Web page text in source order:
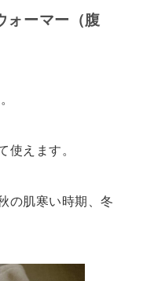
ォーマー（腹
使えます。
の肌寒い時期、冬